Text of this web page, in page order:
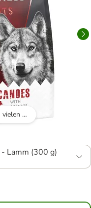
Das Futter wird von vielen Hunden gerne angenommen, sei es als Hauptmahlzeit oder als Leckerli beim Training.
Lamm (300 g)